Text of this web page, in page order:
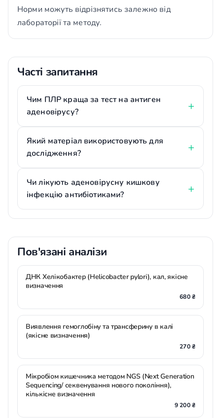
Норми можуть відрізнятись залежно від
лабораторії та методу.
Часті запитання
Чим ПЛР краща за тест на антиген
аденовірусу?
Який матеріал використовують для
дослідження?
Чи лікують аденовірусну кишкову
інфекцію антибіотиками?
Пов'язані аналізи
ДНК Хелікобактер (Helicobacter pylorі), кал, якісне
визначення
680 ₴
Виявлення гемоглобіну та трансферину в калі
(якісне визначення)
270 ₴
Мікробіом кишечника методом NGS (Next Generation
Sequencing/ секвенування нового покоління),
кількісне визначення
9 200 ₴